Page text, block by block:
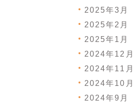
2025年3月
2025年2月
2025年1月
2024年12月
2024年11月
2024年10月
2024年9月